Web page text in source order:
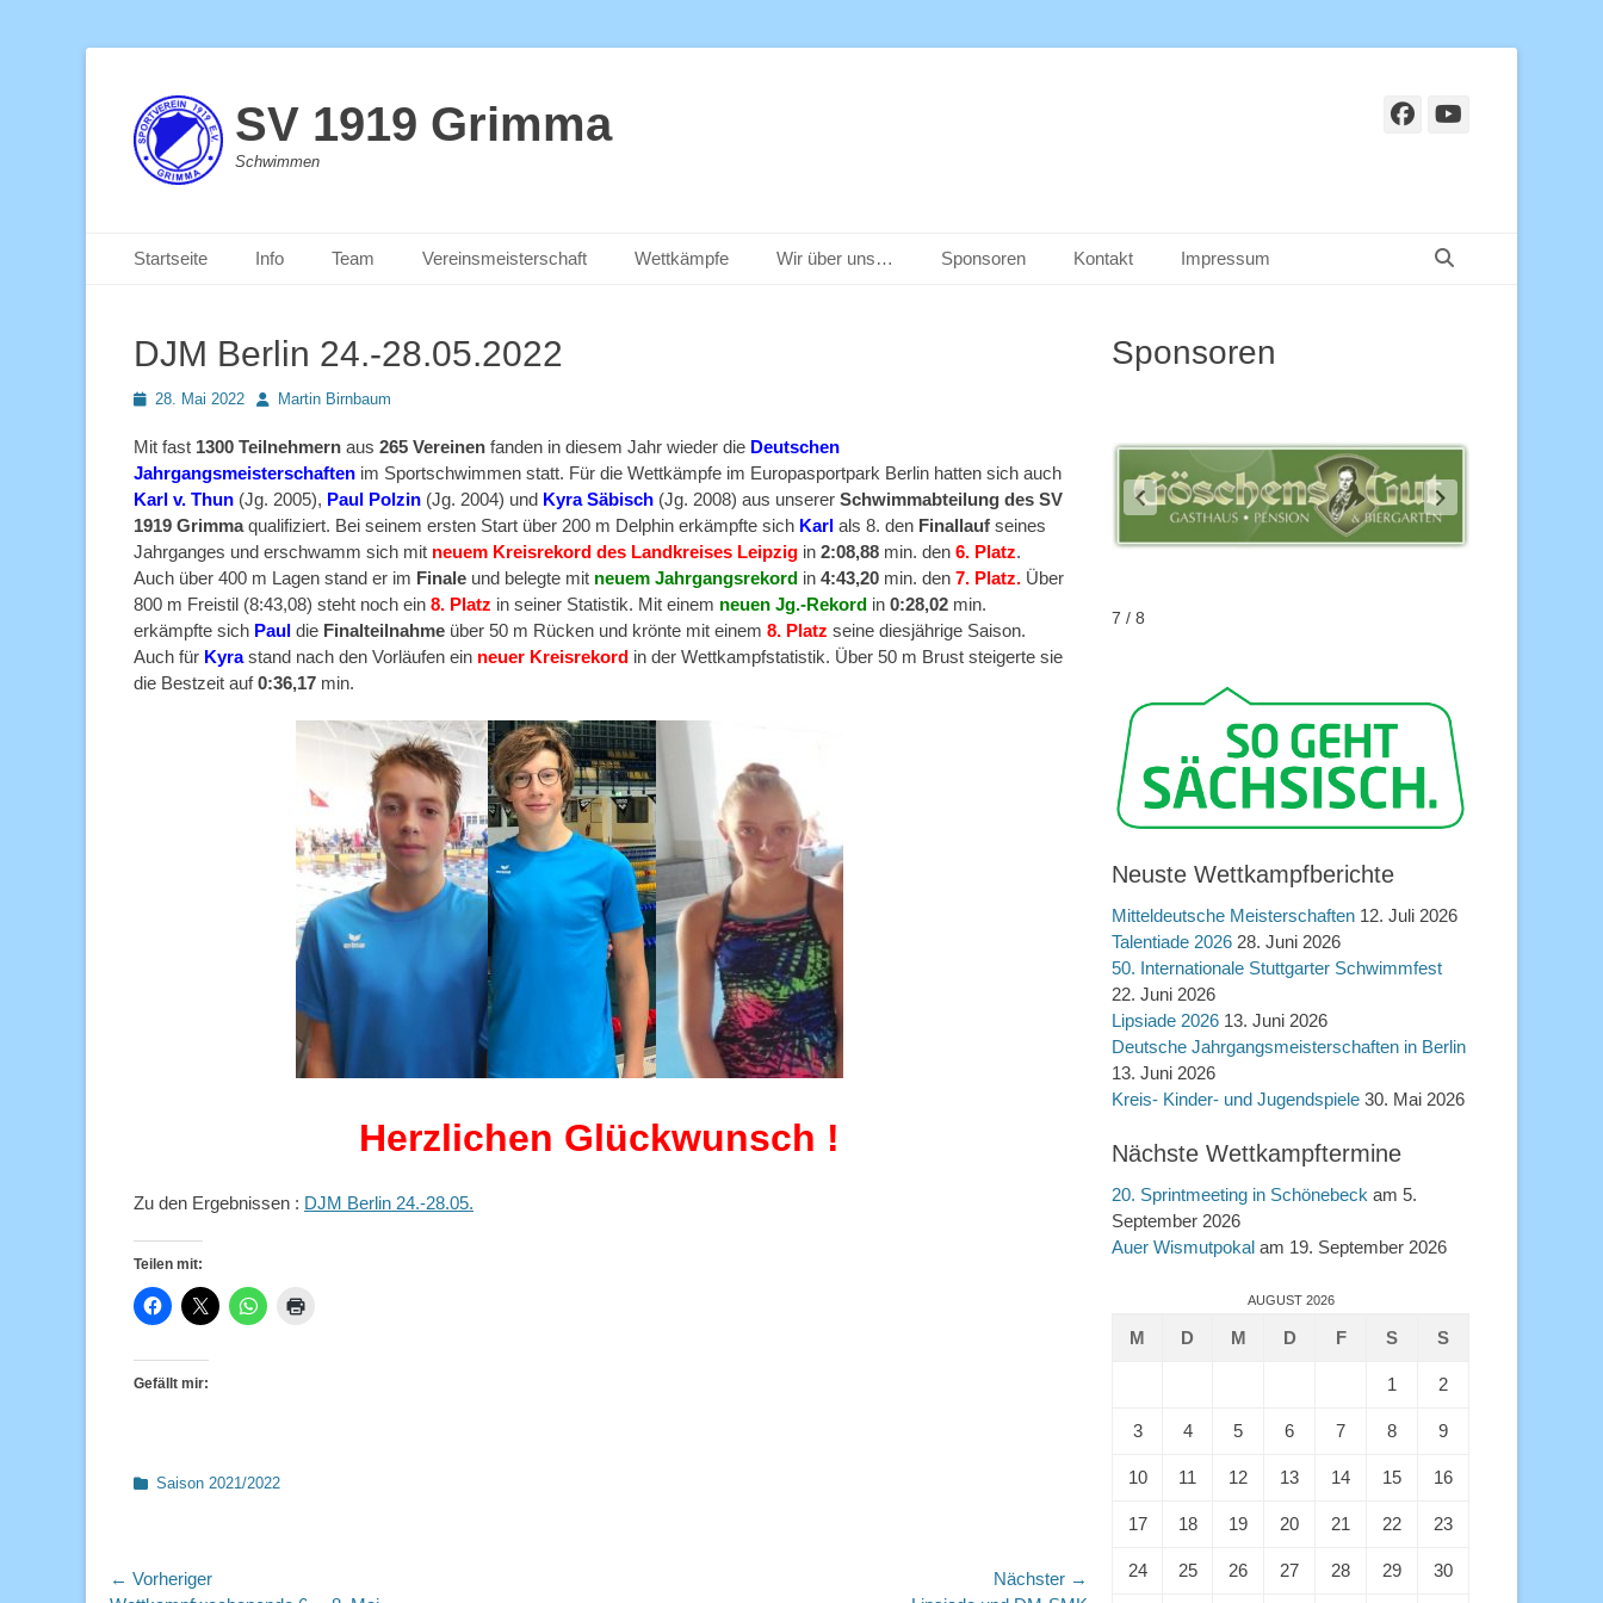
SV 1919 Grimma
Schwimmen
Facebook
Primäres Menü
Inhalt
Startseite Info Team Vereinsmeisterschaft Wettkämpfe Wir über uns… Sponsoren Kontakt Impressum
DJM Berlin 24.-28.05.2022
Posted28. Mai 2022 AutorMartin Birnbaum
Mit fast 1300 Teilnehmern aus 265 Vereinen fanden in diesem Jahr wieder die Deutschen
Jahrgangsmeisterschaften im Sportschwimmen statt. Für die Wettkämpfe im Europasportpark Berlin hatten sich auch
Karl v. Thun (Jg. 2005), Paul Polzin (Jg. 2004) und Kyra Säbisch (Jg. 2008) aus unserer Schwimmabteilung des SV
1919 Grimmaqualifiziert. Bei seinem ersten Start über 200 m Delphin erkämpfte sich Karl als 8. den Finallauf seines
Jahrganges und erschwamm sich mit neuem Kreisrekord des Landkreises Leipzig in 2:08,88 min. den 6. Platz.
Auch über 400 m Lagen stand er im Finale und belegte mit neuem Jahrgangsrekord in 4:43,20 min. den 7. Platz. Über
800 m Freistil (8:43,08) steht noch ein 8. Platz in seiner Statistik. Mit einem neuen Jg.-Rekord in 0:28,02 min.
erkämpfte sich Paul die Finalteilnahme über 50 m Rücken und krönte mit einem 8. Platz seine diesjährige Saison.
Auch für Kyrastand nach den Vorläufen ein neuer Kreisrekord in der Wettkampfstatistik. Über 50 m Brust steigerte sie
die Bestzeit auf0:36,17 min.
Herzlichen Glückwunsch !
Zu den Ergebnissen : DJM Berlin 24.-28.05.
Teilen mit:
Gefällt mir:
Kategorien
Saison 2021/2022
Beitragsnavigation
← Vorheriger
Nächster →
Sponsoren
7 / 8
Neuste Wettkampfberichte
Mitteldeutsche Meisterschaften 12. Juli 2026
Talentiade 2026 28. Juni 2026
50. Internationale Stuttgarter Schwimmfest
22. Juni 2026
Lipsiade 2026 13. Juni 2026
Deutsche Jahrgangsmeisterschaften in Berlin
13. Juni 2026
Kreis- Kinder- und Jugendspiele 30. Mai 2026
Nächste Wettkampftermine
20. Sprintmeeting in Schönebeck am 5.
September 2026
Auer Wismutpokal am 19. September 2026
AUGUST 2026
M D M D F S S
1 2
3 4 5 6 7 8 9
10 11 12 13 14 15 16
17 18 19 20 21 22 23
24 25 26 27 28 29 30